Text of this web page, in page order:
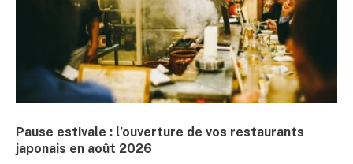
Pause estivale : l’ouverture de vos restaurants
japonais en août 2026